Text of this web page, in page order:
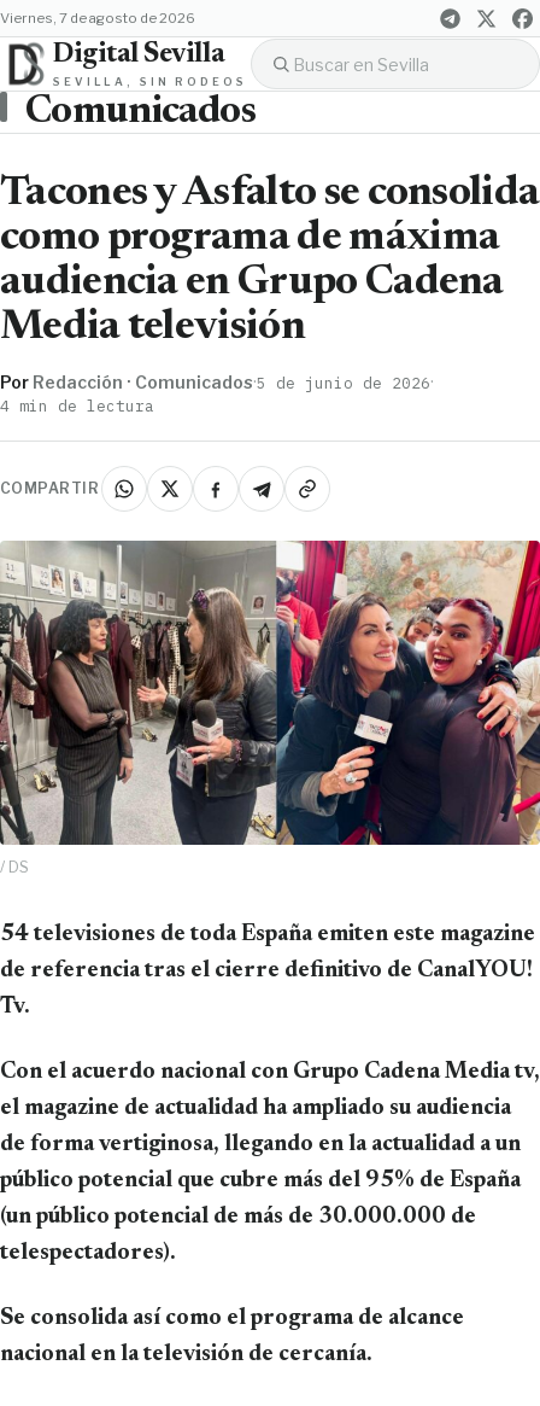
viernes, 7 de agosto de 2026
Digital Sevilla
SEVILLA, SIN RODEOS
Comunicados
Tacones y Asfalto se consolida
como programa de máxima
audiencia en Grupo Cadena
Media televisión
Por Redacción · Comunicados·5 de junio de 2026·
4 min de lectura
COMPARTIR
/ DS
54 televisiones de toda España emiten este magazine
de referencia tras el cierre definitivo de CanalYOU!
Tv.
Con el acuerdo nacional con Grupo Cadena Media tv,
el magazine de actualidad ha ampliado su audiencia
de forma vertiginosa, llegando en la actualidad a un
público potencial que cubre más del 95% de España
(un público potencial de más de 30.000.000 de
telespectadores).
Se consolida así como el programa de alcance
nacional en la televisión de cercanía.